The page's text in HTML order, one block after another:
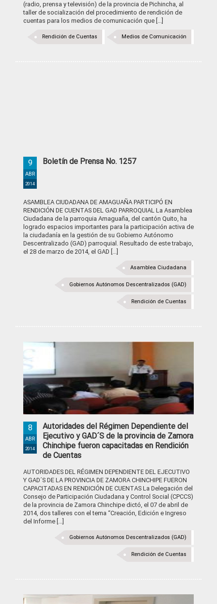
(radio, prensa y televisión) de la provincia de Pichincha, al
taller de socialización del procedimiento de rendición de
cuentas para los medios de comunicación que [...]
Medios de Comunicación
Rendición de Cuentas
Boletín de Prensa No. 1257
9
ABR
2014
ASAMBLEA CIUDADANA DE AMAGUAÑA PARTICIPÓ EN
RENDICIÓN DE CUENTAS DEL GAD PARROQUIAL La Asamblea
Ciudadana de la parroquia Amaguaña, del cantón Quito, ha
logrado espacios importantes para la participación activa de
la ciudadanía en la gestión de su Gobierno Autónomo
Descentralizado (GAD) parroquial. Resultado de este trabajo,
el 28 de marzo de 2014, el GAD [...]
Asamblea Ciudadana
Gobiernos Autónomos Descentralizados (GAD)
Rendición de Cuentas
Autoridades del Régimen Dependiente del
Ejecutivo y GAD´S de la provincia de Zamora
Chinchipe fueron capacitadas en Rendición
de Cuentas
8
ABR
2014
AUTORIDADES DEL RÉGIMEN DEPENDIENTE DEL EJECUTIVO
Y GAD´S DE LA PROVINCIA DE ZAMORA CHINCHIPE FUERON
CAPACITADAS EN RENDICIÓN DE CUENTAS La Delegación del
Consejo de Participación Ciudadana y Control Social (CPCCS)
de la provincia de Zamora Chinchipe dictó, el 07 de abril de
2014, dos talleres con el tema “Creación, Edición e Ingreso
del Informe [...]
Gobiernos Autónomos Descentralizados (GAD)
Rendición de Cuentas